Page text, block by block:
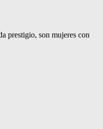
prestigio, son mujeres con